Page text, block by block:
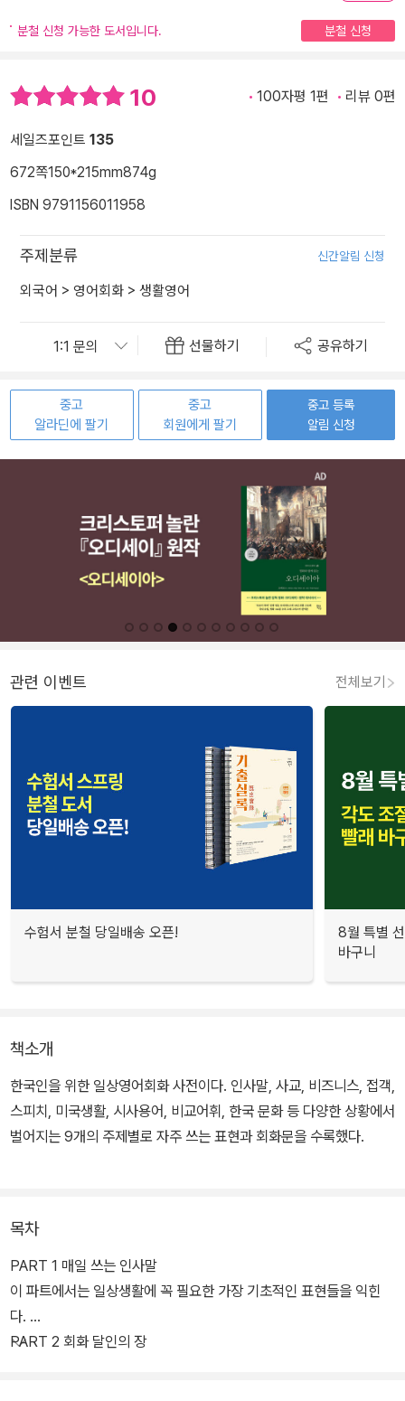
분철 신청 가능한 도서입니다. 분철 신청
10 100자평 1편 리뷰 0편
세일즈포인트 135
672쪽150*215mm874g
ISBN 9791156011958
주제분류 신간알림 신청
외국어 > 영어회화 > 생활영어
선물하기 공유하기
중고
알라딘에 팔기
중고
회원에게 팔기
중고 등록
알림 신청
관련 이벤트 전체보기
수험서 분철 당일배송 오픈!
8월 특별
바구니
책소개
한국인을 위한 일상영어회화 사전이다. 인사말, 사교, 비즈니스, 접객,
스피치, 미국생활, 시사용어, 비교어휘, 한국 문화 등 다양한 상황에서
벌어지는 9개의 주제별로 자주 쓰는 표현과 회화문을 수록했다.
목차
PART 1 매일 쓰는 인사말
이 파트에서는 일상생활에 꼭 필요한 가장 기초적인 표현들을 익힌
다.
PART 2 회화 달인의 장